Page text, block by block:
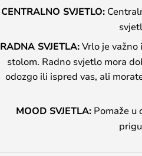
CENTRALNO SVJETLO:
RADNA SVJETLA:Vrlo je
stolom. Radno svjetlo mora
odozgo ili ispred vas, ali
MOOD SVJETLA:Pomaže u